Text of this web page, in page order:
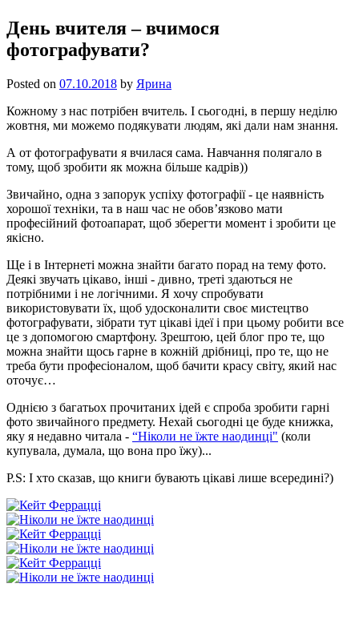
День вчителя – вчимося
фотографувати?
Posted on 07.10.2018 by Ярина
Кожному з нас потрібен вчитель. І сьогодні, в першу неділю
жовтня, ми можемо подякувати людям, які дали нам знання.
А от фотографувати я вчилася сама. Навчання полягало в
тому, щоб зробити як можна більше кадрів))
Звичайно, одна з запорук успіху фотографії - це наявність
хорошої техніки, та в наш час не обов’язково мати
професійний фотоапарат, щоб зберегти момент і зробити це
якісно.
Ще і в Інтернеті можна знайти багато порад на тему фото.
Деякі звучать цікаво, інші - дивно, треті здаються не
потрібними і не логічними. Я хочу спробувати
використовувати їх, щоб удосконалити своє мистецтво
фотографувати, зібрати тут цікаві ідеї і при цьому робити все
це з допомогою смартфону. Зрештою, цей блог про те, що
можна знайти щось гарне в кожній дрібниці, про те, що не
треба бути професіоналом, щоб бачити красу світу, який нас
оточує…
Однією з багатьох прочитаних ідей є спроба зробити гарні
фото звичайного предмету. Нехай сьогодні це буде книжка,
яку я недавно читала - “Ніколи не їжте наодинці" (коли
купувала, думала, що вона про їжу)...
P.S: І хто сказав, що книги бувають цікаві лише всередині?)